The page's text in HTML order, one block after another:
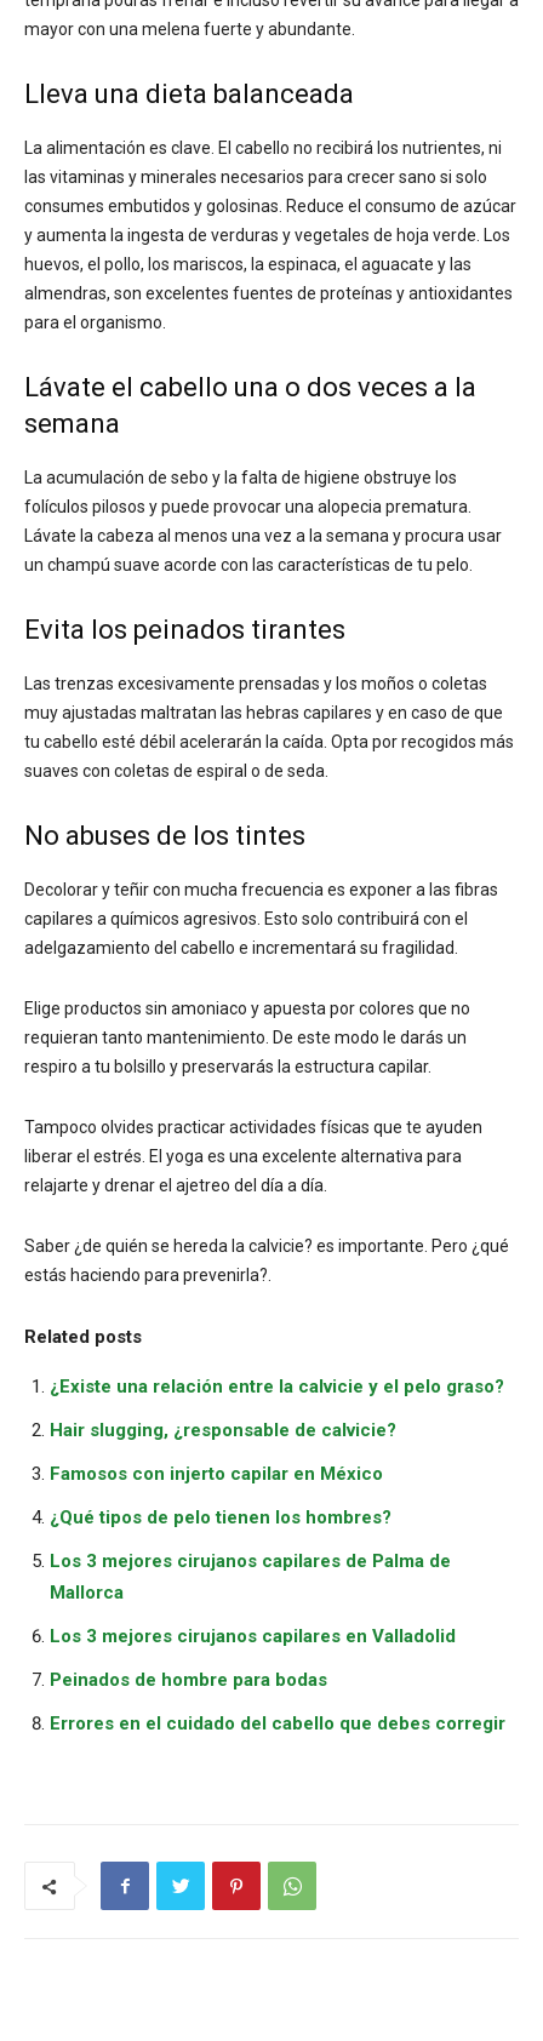
mayor con una melena fuerte y abundante.
Lleva una dieta balanceada
La alimentación es clave. El cabello no recibirá los nutrientes, ni
las vitaminas y minerales necesarios para crecer sano si solo
consumes embutidos y golosinas. Reduce el consumo de azúcar
y aumenta la ingesta de verduras y vegetales de hoja verde. Los
huevos, el pollo, los mariscos, la espinaca, el aguacate y las
almendras, son excelentes fuentes de proteínas y antioxidantes
para el organismo.
Lávate el cabello una o dos veces a la
semana
La acumulación de sebo y la falta de higiene obstruye los
folículos pilosos y puede provocar una alopecia prematura.
Lávate la cabeza al menos una vez a la semana y procura usar
un champú suave acorde con las características de tu pelo.
Evita los peinados tirantes
Las trenzas excesivamente prensadas y los moños o coletas
muy ajustadas maltratan las hebras capilares y en caso de que
tu cabello esté débil acelerarán la caída. Opta por recogidos más
suaves con coletas de espiral o de seda.
No abuses de los tintes
Decolorar y teñir con mucha frecuencia es exponer a las fibras
capilares a químicos agresivos. Esto solo contribuirá con el
adelgazamiento del cabello e incrementará su fragilidad.
Elige productos sin amoniaco y apuesta por colores que no
requieran tanto mantenimiento. De este modo le darás un
respiro a tu bolsillo y preservarás la estructura capilar.
Tampoco olvides practicar actividades físicas que te ayuden
liberar el estrés. El yoga es una excelente alternativa para
relajarte y drenar el ajetreo del día a día.
Saber ¿de quién se hereda la calvicie? es importante. Pero ¿qué
estás haciendo para prevenirla?.
Related posts
¿Existe una relación entre la calvicie y el pelo graso?
Hair slugging, ¿responsable de calvicie?
Famosos con injerto capilar en México
¿Qué tipos de pelo tienen los hombres?
Los 3 mejores cirujanos capilares de Palma de
Mallorca
Los 3 mejores cirujanos capilares en Valladolid
Peinados de hombre para bodas
Errores en el cuidado del cabello que debes corregir